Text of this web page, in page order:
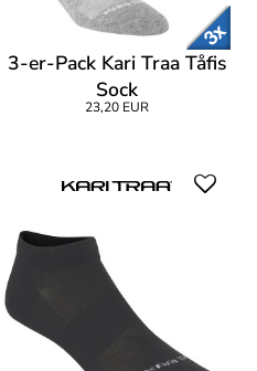
3-er-Pack Kari Traa Tåfis
Sock
23,20 EUR